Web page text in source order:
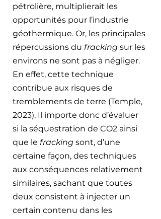
pétrolière, multiplierait les
opportunités pour l’industrie
géothermique. Or, les principales
répercussions du fracking sur les
environs ne sont pas à négliger.
En effet, cette technique
contribue aux risques de
tremblements de terre (Temple,
2023). Il importe donc d’évaluer
si la séquestration de CO2 ainsi
que le fracking sont, d’une
certaine façon, des techniques
aux conséquences relativement
similaires, sachant que toutes
deux consistent à injecter un
certain contenu dans les